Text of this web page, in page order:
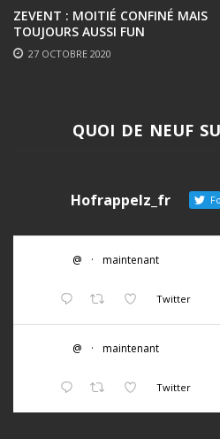
ZEVENT : MOITIÉ CONFINÉ MAIS
TOUJOURS AUSSI FUN
27 OCTOBRE 2020
QUOI DE NEUF
Hofrappelz_fr
@ · maintenant
Twitter
@ · maintenant
Twitter